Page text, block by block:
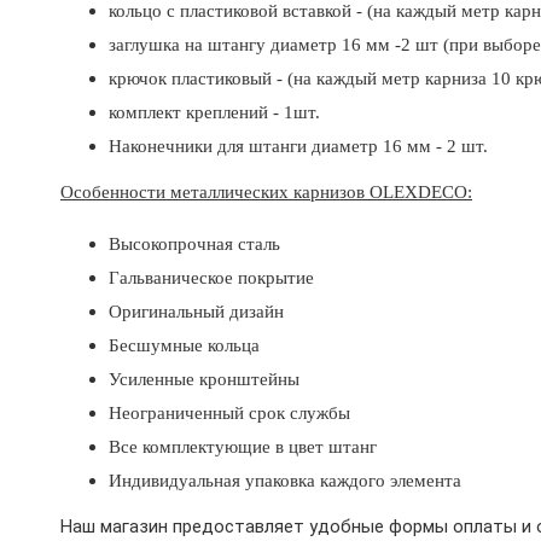
кольцо с пластиковой вставкой - (на каждый метр
заглушка на штангу диаметр 16 мм -2 шт (при
крючок пластиковый - (на каждый метр карниза 10
комплект креплений - 1шт.
Наконечники для штанги диаметр 16 мм - 2 шт.
Особенности металлических карнизов OLEXDECO:
Высокопрочная сталь
Гальваническое покрытие
Оригинальный дизайн
Бесшумные кольца
Усиленные кронштейны
Неограниченный срок службы
Все комплектующие в цвет штанг
Индивидуальная упаковка каждого элемента
Наш магазин предоставляет удобные формы оплаты и